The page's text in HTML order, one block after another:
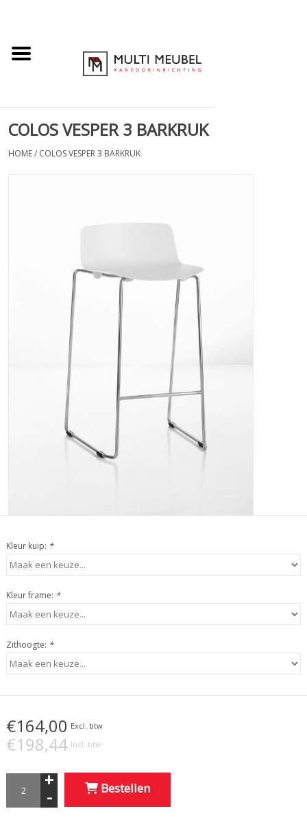
COLOS VESPER 3 BARKRUK
HOME/ COLOS VESPER 3 BARKRUK
Kleur kuip: *
Kleur frame: *
Zithoogte: *
€164,00 Excl. btw
€198,44 Incl. btw
+
- Bestellen